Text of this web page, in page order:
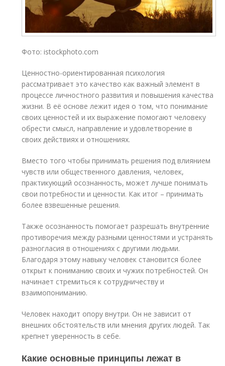
Фото: istockphoto.com
Ценностно-ориентированная психология
рассматривает это качество как важный элемент в
процессе личностного развития и повышения качества
жизни. В её основе лежит идея о том, что понимание
своих ценностей и их выражение помогают человеку
обрести смысл, направление и удовлетворение в
своих действиях и отношениях.
Вместо того чтобы принимать решения под влиянием
чувств или общественного давления, человек,
практикующий осознанность, может лучше понимать
свои потребности и ценности. Как итог – принимать
более взвешенные решения.
Также осознанность помогает разрешать внутренние
противоречия между разными ценностями и устранять
разногласия в отношениях с другими людьми.
Благодаря этому навыку человек становится более
открыт к пониманию своих и чужих потребностей. Он
начинает стремиться к сотрудничеству и
взаимопониманию.
Человек находит опору внутри. Он не зависит от
внешних обстоятельств или мнения других людей. Так
крепнет уверенность в себе.
Какие основные принципы лежат в